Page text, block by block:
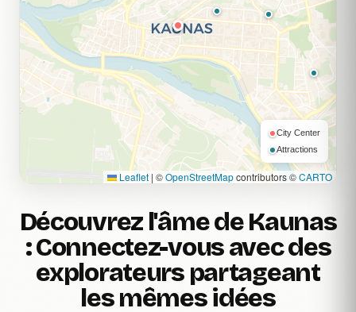
Découvrez l'âme de Kaunas
: Connectez-vous avec des
explorateurs partageant
les mêmes idées
City Center
Attractions
Leaflet | ©OpenStreetMapcontributors ©CARTO